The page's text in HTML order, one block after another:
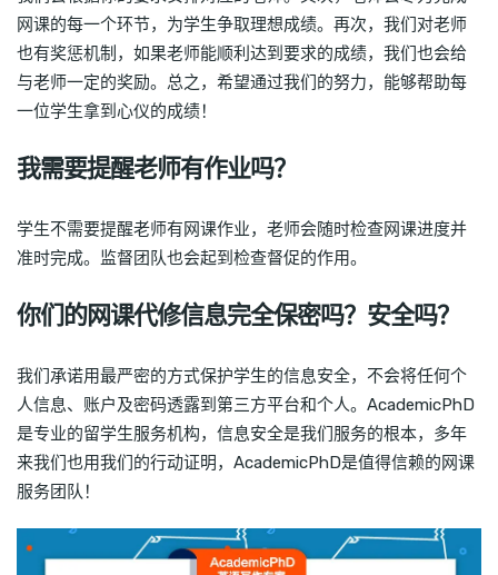
网课的每一个环节，为学生争取理想成绩。再次，我们对老师
也有奖惩机制，如果老师能顺利达到要求的成绩，我们也会给
与老师一定的奖励。总之，希望通过我们的努力，能够帮助每
一位学生拿到心仪的成绩！
我需要提醒老师有作业吗？
学生不需要提醒老师有网课作业，老师会随时检查网课进度并
准时完成。监督团队也会起到检查督促的作用。
你们的网课代修信息完全保密吗？安全吗？
我们承诺用最严密的方式保护学生的信息安全，不会将任何个
人信息、账户及密码透露到第三方平台和个人。AcademicPhD
是专业的留学生服务机构，信息安全是我们服务的根本，多年
来我们也用我们的行动证明，AcademicPhD是值得信赖的网课
服务团队！